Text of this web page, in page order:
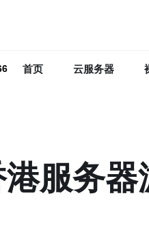
首页 云服务器
服务器